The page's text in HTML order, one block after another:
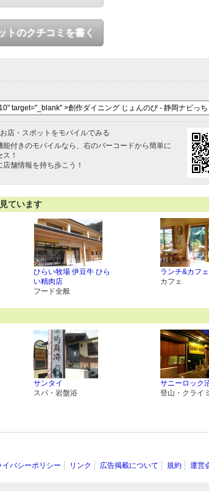
トのクチコミを書く
店・スポットをモバイルでみる
能付きのモバイルなら、右のバーコードから簡単に
ス！
店舗情報を持ち歩こう！
ています
ひらい牧場 伊豆牛 ひら
い精肉店
フード全般
ランチ&カフ
カフェ
サンタイ
スパ・岩盤浴
サニーロック
登山・クライ
イバシーポリシー リンク 広告掲載について 規約 運営